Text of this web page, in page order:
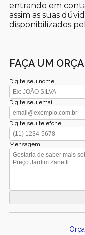
entrando em
assim as suas
disponibilizados
FAÇA UM
Digite seu nome
Digite seu email
Digite seu telefone
Mensagem